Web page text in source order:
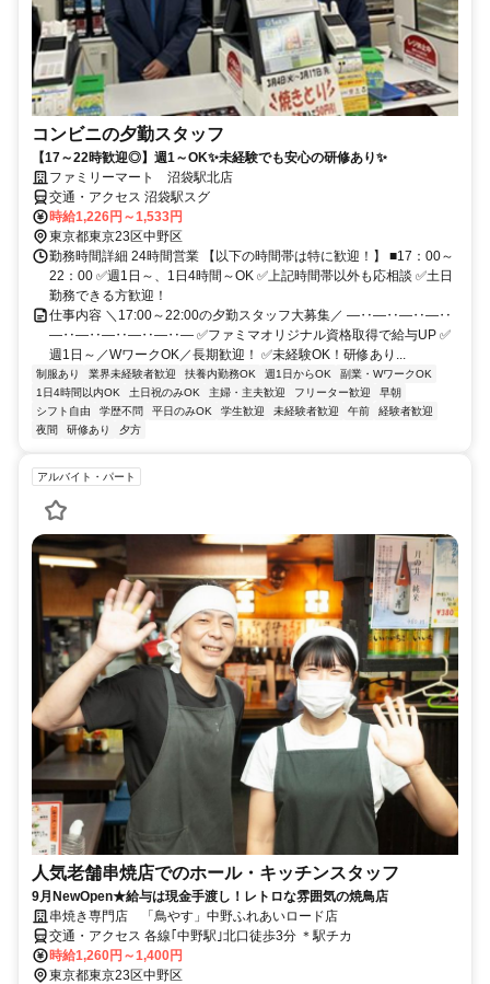
コンビニの夕勤スタッフ
【17～22時歓迎◎】週1～OK✨未経験でも安心の研修あり✨
ファミリーマート 沼袋駅北店
交通・アクセス 沼袋駅スグ
時給1,226円～1,533円
東京都東京23区中野区
勤務時間詳細 24時間営業 【以下の時間帯は特に歓迎！】 ■17：00～
22：00 ✅週1日～、1日4時間～OK ✅上記時間帯以外も応相談 ✅土日
勤務できる方歓迎！
仕事内容 ＼17:00～22:00の夕勤スタッフ大募集／ ―‥―‥―‥―‥
―‥―‥―‥―‥―‥― ✅ファミマオリジナル資格取得で給与UP ✅
週1日～／WワークOK／長期歓迎！ ✅未経験OK！研修あり...
制服あり 業界未経験者歓迎 扶養内勤務OK 週1日からOK
副業・WワークOK
1日4時間以内OK
土日祝のみOK 主婦・主夫歓迎 フリーター歓迎
早朝
シフト自由
学歴不問 平日のみOK 学生歓迎 未経験者歓迎 午前
経験者歓迎
夜間
研修あり 夕方
アルバイト・パート
人気老舗串焼店でのホール・キッチンスタッフ
9月NewOpen★給与は現金手渡し！レトロな雰囲気の焼鳥店
串焼き専門店 「鳥やす」中野ふれあいロード店
交通・アクセス 各線｢中野駅｣北口徒歩3分 ＊駅チカ
時給1,260円～1,400円
東京都東京23区中野区